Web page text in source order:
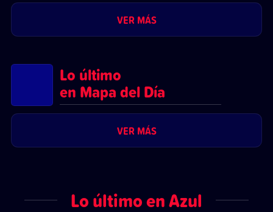
económico y abrirse al
mercado”
VER MÁS
Lo último
en Mapa del Día
VER MÁS
Lo último en Azul